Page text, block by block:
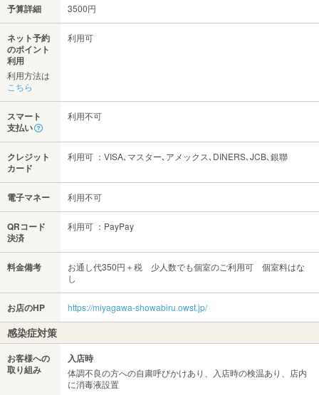
予算詳細 3500円
ネット予約
のポイント
利用
利用方法は
こちら
利用可
スマート
支払い
利用不可
クレジット
カード
利用可 ：VISA､マスター､アメックス､DINERS､JCB､銀聯
電子マネー 利用不可
QRコード
決済
利用可 ：PayPay
料金備考
お通し代350円＋税 少人数でも個室のご利用可 個室料はな
し
お店のHP https://miyagawa-showabiru.owst.jp/
感染症対策
お客様への
取り組み
入店時
体調不良の方への自粛呼びかけあり、入店時の検温あり、店内
に消毒液設置